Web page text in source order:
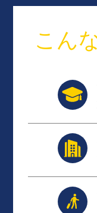
こん